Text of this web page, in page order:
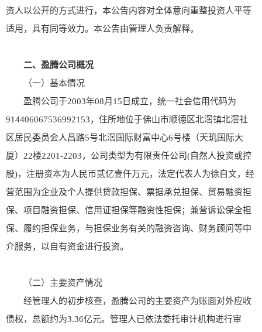
资人以公开的方式进行，本公告内容对全体意向重整投资人平等
适用，具有同等效力。本公告由管理人负责解释。
二、盈腾公司概况
（一）基本情况
盈腾公司于2003年08月15日成立，统一社会信用代码为
914406067536992153，住所地位于佛山市顺德区北滘镇北滘社
区居民委员会人昌路5号北滘国际财富中心6号楼（天玑国际大
厦）22楼2201-2203，公司类型为有限责任公司(自然人投资或控
股)，注册资本为人民币贰亿壹仟万元，法定代表人为徐自文，经
营范围为企业及个人提供贷款担保、票据承兑担保、贸易融资担
保、项目融资担保、信用证担保等融资性担保；兼营诉讼保全担
保、履约担保业务，与担保业务有关的融资咨询、财务顾问等中
介服务，以自有资金进行投资。
（二）主要资产情况
经管理人的初步核查，盈腾公司的主要资产为账面对外应收
债权，总额约为3.36亿元。管理人已依法委托审计机构进行审